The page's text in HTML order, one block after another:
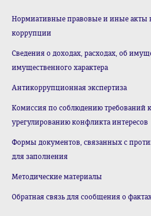
Нормиативные правовые и иные акты
коррупции
Сведения о доходах, расходах, об
имущественного характера
Антикоррупционная экспертиза
Комиссия по соблюдению требований
урегулированию конфликта интересов
Формы документов, связанных с
для заполнения
Методические материалы
Обратная связь для сообщения о